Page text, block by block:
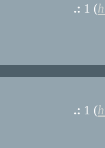
.: 1 (
.: 1 (